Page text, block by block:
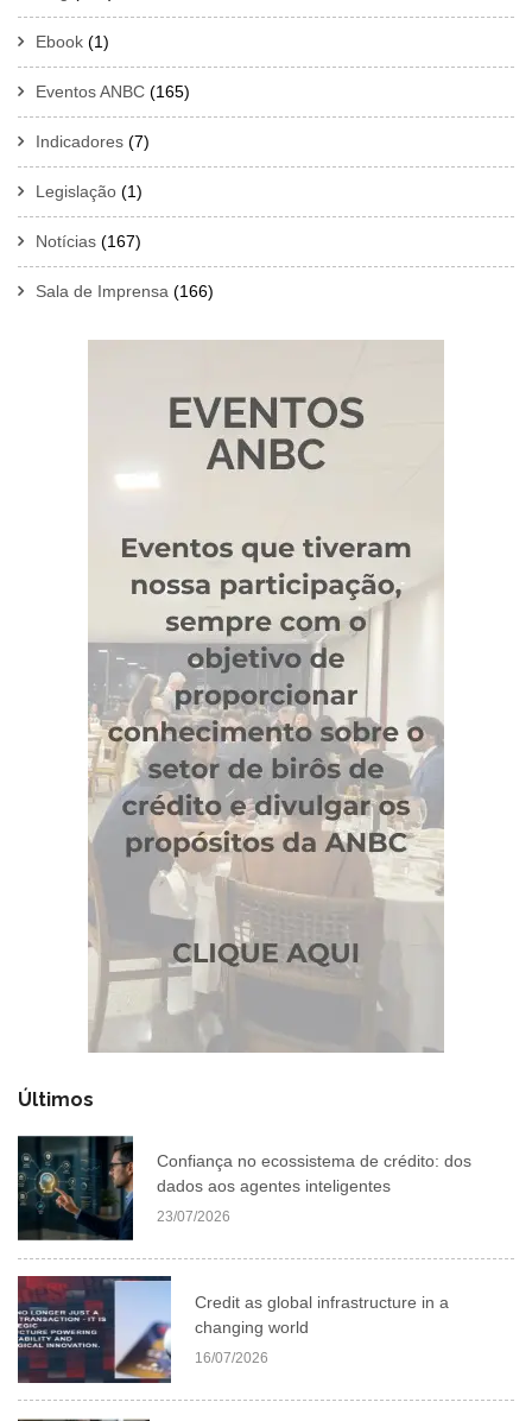
Ebook (1)
Eventos ANBC (165)
Indicadores (7)
Legislação (1)
Notícias (167)
Sala de Imprensa (166)
Últimos
Confiança no ecossistema de crédito: dos
dados aos agentes inteligentes
23/07/2026
Credit as global infrastructure in a
changing world
16/07/2026